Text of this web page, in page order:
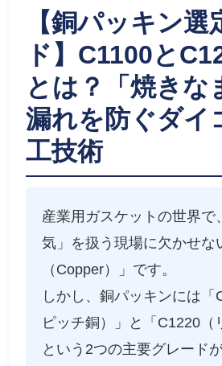
【銅パッキン選
ド】C1100と
とは？「焼きな
漏れを防ぐダイ
工技術
産業用ガスケットの世界で
気」を扱う現場に欠かせな
（Copper）」です。
しかし、銅パッキンには「
ピッチ銅）」と「C1220（
という2つの主要グレード